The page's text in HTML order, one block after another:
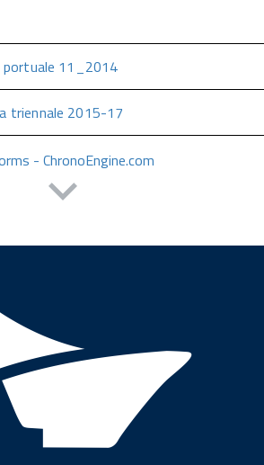
portuale 11_2014
triennale 2015-17
- ChronoEngine.com